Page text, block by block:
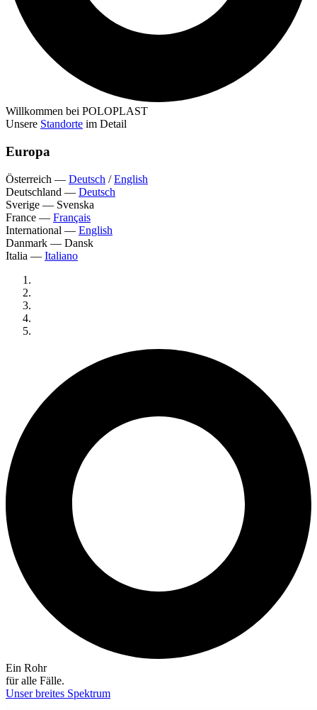
Willkommen bei POLOPLAST
Unsere Standorte im Detail
Europa
Österreich — Deutsch /English
Deutschland — Deutsch
Sverige — Svenska
France — Français
International — English
Danmark — Dansk
Italia — Italiano
Ein Rohr
für alle Fälle.
Unser breites Spektrum